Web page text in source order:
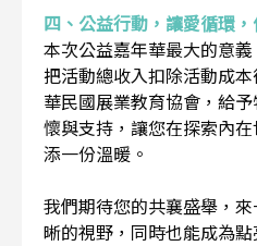
四、公益行動，讓愛循環
本次公益嘉年華最大的意
把活動總收入扣除活動成
華民國展業教育協會，給
懷與支持，讓您在探索內
添一份溫暖。
我們期待您的共襄盛舉，
晰的視野，同時也能成為